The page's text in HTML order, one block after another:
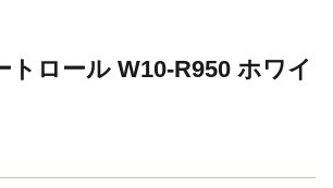
トロール W10-R950 ホワイ